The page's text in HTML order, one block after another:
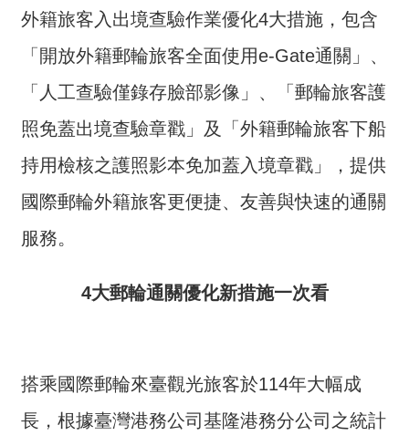
部
簡
政
策
訊
息
快
動
外籍旅客入出境查驗作業優化4大措施，包含
「開放外籍郵輪旅客全面使用e-Gate通關」、
「人工查驗僅錄存臉部影像」、「郵輪旅客護
照免蓋出境查驗章戳」及「外籍郵輪旅客下船
持用檢核之護照影本免加蓋入境章戳」，提供
國際郵輪外籍旅客更便捷、友善與快速的通關
服務。
4大郵輪通關優化新措施一次看
搭乘國際郵輪來臺觀光旅客於114年大幅成
長，根據臺灣港務公司基隆港務分公司之統計